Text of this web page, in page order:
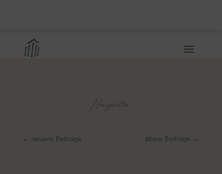
Neuigkeiten
← neuere Beiträge ältere Beiträge →